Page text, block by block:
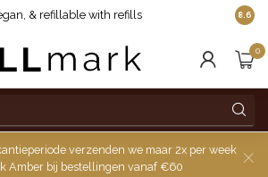
& refillable with refills 8.6
0
verzenden we maar 2x per week
Amber bij bestellingen vanaf €60